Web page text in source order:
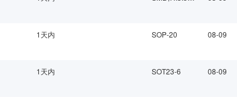
1天内 SOP-20 08-09
1天内 SOT23-6 08-09